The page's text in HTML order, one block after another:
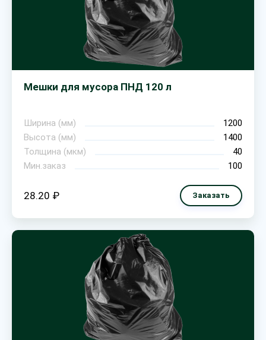
Мешки для мусора ПНД 120 л
Ширина (мм)
1200
Высота (мм)
1400
Толщина (мкм)
40
Мин.заказ
100
28.20 ₽ Заказать